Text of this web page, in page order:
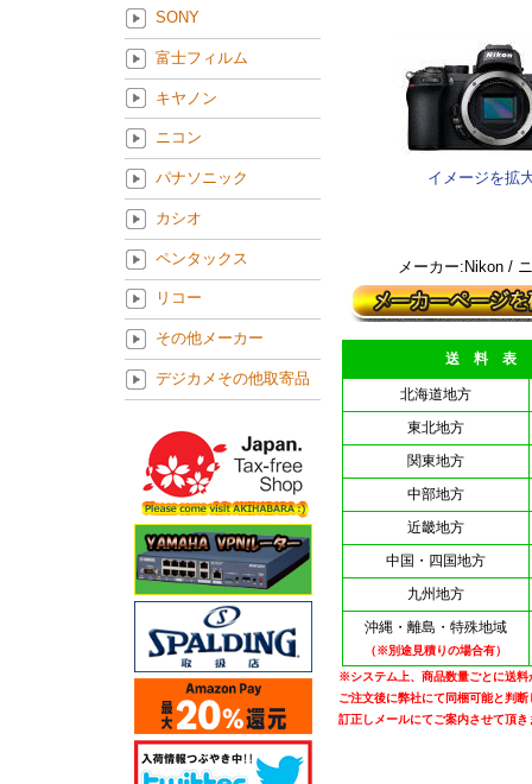
イメージを拡
メーカー:Nikon /
送 料 表
北海道地方
東北地方
関東地方
中部地方
近畿地方
中国・四国地方
九州地方
沖縄・離島・特殊地域
（※別途見積りの場合有）
※システム上、商品数量ごとに送料
ご注文後に弊社にて同梱可能と判
訂正しメールにてご案内させて頂き
SONY
富士フィルム
キヤノン
ニコン
パナソニック
カシオ
ペンタックス
リコー
その他メーカー
デジカメその他取寄品